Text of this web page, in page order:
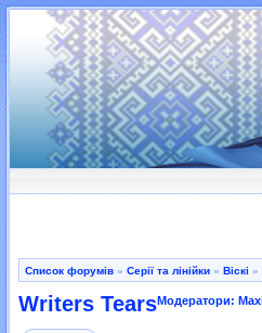
Список форумів » Серії та лінійки » Віскі »
Writers TearsМодератори: